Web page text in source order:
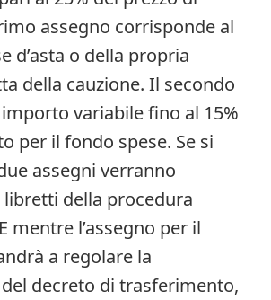
assegno corrisponde al
d’asta o della propria
della cauzione. Il secondo
variabile fino al 15%
per il fondo spese. Se si
assegni verranno
della procedura
mentre l’assegno per il
a regolare la
decreto di trasferimento,